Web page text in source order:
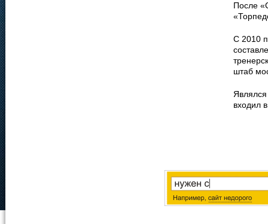
После
С 2010
штаб
входил